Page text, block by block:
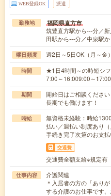
WEB登録OK 派遣
勤務地 福岡県直方市
筑豊直方駅から---分／
田駅から---分／中泉駅
曜日頻度 週2日～5日OK（月～
時間
★1日4時間～の時短シ
7:00～16:009:00～
期間
開始日はご相談くださ
長期でも働けます！
時給
無資格未経験：時給
払い／週払い制度あり
手続き完了次第のお支払
交通費
交通費全額支給※規定有
仕事内容
介護関連
＊入居者の方の「あり
する介護のお仕事です